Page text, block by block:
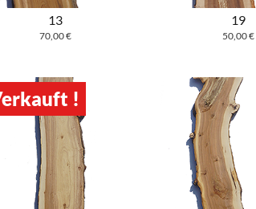
13
70,00€
19
50,00€
!